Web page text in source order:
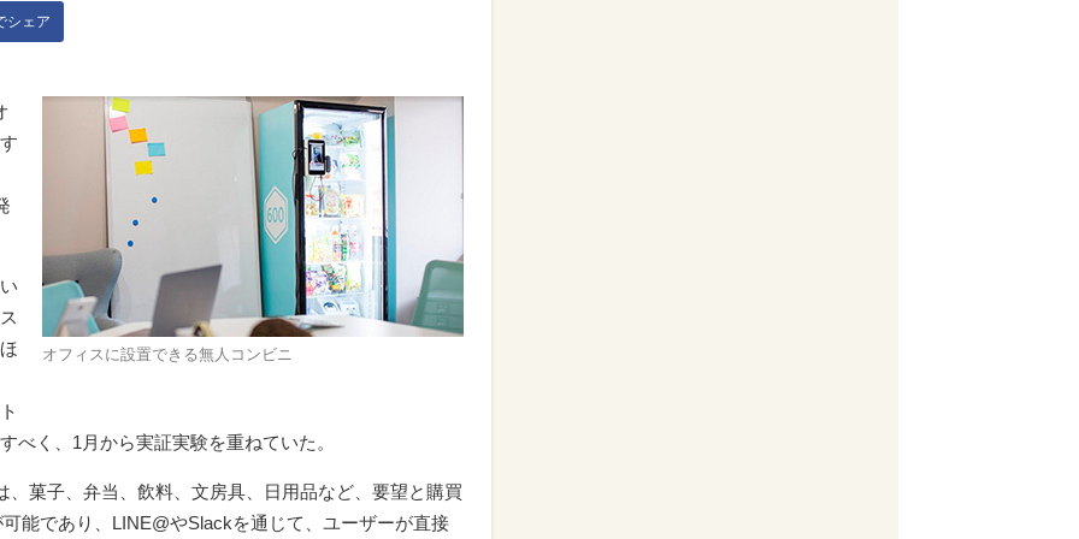
シェア
オフィスに設置できる無人コンビニ
べく、1月から実証実験を重ねていた。
、菓子、弁当、飲料、文房具、日用品など、要望と購買
能であり、LINE@やSlackを通じて、ユーザーが直接